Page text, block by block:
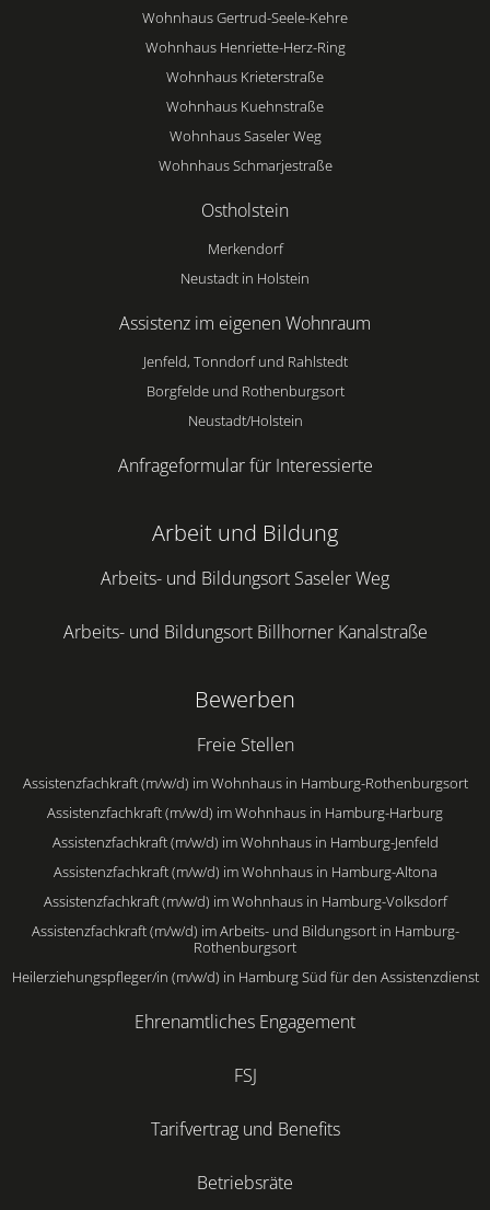
Wohnhaus Gertrud-Seele-Kehre
Wohnhaus Henriette-Herz-Ring
Wohnhaus Krieterstraße
Wohnhaus Kuehnstraße
Wohnhaus Saseler Weg
Wohnhaus Schmarjestraße
Ostholstein
Merkendorf
Neustadt in Holstein
Assistenz im eigenen Wohnraum
Jenfeld, Tonndorf und Rahlstedt
Borgfelde und Rothenburgsort
Neustadt/Holstein
Anfrageformular für Interessierte
Arbeit und Bildung
Arbeits- und Bildungsort Saseler Weg
Arbeits- und Bildungsort Billhorner Kanalstraße
Bewerben
Freie Stellen
Assistenzfachkraft (m/w/d) im Wohnhaus in Hamburg-Rothenburgsort
Assistenzfachkraft (m/w/d) im Wohnhaus in Hamburg-Harburg
Assistenzfachkraft (m/w/d) im Wohnhaus in Hamburg-Jenfeld
Assistenzfachkraft (m/w/d) im Wohnhaus in Hamburg-Altona
Assistenzfachkraft (m/w/d) im Wohnhaus in Hamburg-Volksdorf
Assistenzfachkraft (m/w/d) im Arbeits- und Bildungsort in Hamburg-
Rothenburgsort
Heilerziehungspfleger/in (m/w/d) in Hamburg Süd für den Assistenzdienst
Ehrenamtliches Engagement
FSJ
Tarifvertrag und Benefits
Betriebsräte